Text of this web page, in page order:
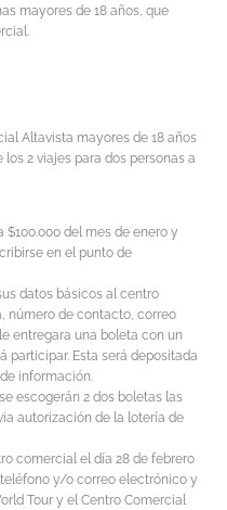
mayores de 18 años, que
Altavista mayores de 18 años
2 viajes para dos personas a
del mes de enero y
en el punto de
datos básicos al centro
número de contacto, correo
entregara una boleta con un
participar. Esta será depositada
información.
escogerán 2 dos boletas las
autorización de la lotería de
comercial el día 28 de febrero
y/o correo electrónico y
Tour y el Centro Comercial